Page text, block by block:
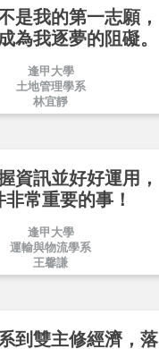
是我的第一志願，
為我逐夢的阻礙。
逢甲大學
土地管理學系
林宜靜
資訊並好好運用，
非常重要的事！
逢甲大學
運輸與物流學系
王馨謙
到雙主修經濟，落